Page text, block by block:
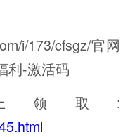
i/173/cfsgz/官网
利-激活码
领取: